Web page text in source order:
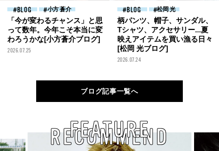
BLOG 小方 蒼介
「今が変わるチャンス」と思
って数年。今年こそ本当に変
わろうかな[小方蒼介ブログ]
2026.07.25
BLOG 松岡 光
柄パンツ、帽子、サンダル、
Tシャツ、アクセサリー...夏
映えアイテムを買い漁る日々
[松岡 光ブログ]
2026.07.24
ブログ記事一覧へ
RECOMMEND
FEATURE